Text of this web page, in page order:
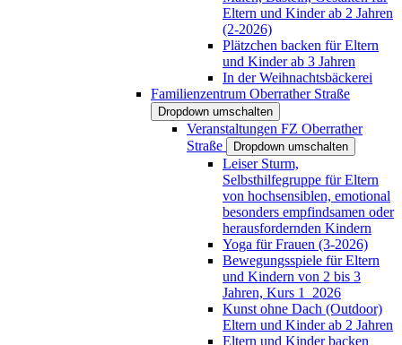
Eltern und Kinder ab 2 Jahren
(2-2026)
Plätzchen backen für Eltern
und Kinder ab 3 Jahren
In der Weihnachtsbäckerei
Familienzentrum Oberrather Straße
Dropdown umschalten
Veranstaltungen FZ Oberrather
Straße
Dropdown umschalten
Leiser Sturm,
Selbsthilfegruppe für Eltern
von hochsensiblen, emotional
besonders empfindsamen oder
herausfordernden Kindern
Yoga für Frauen (3-2026)
Bewegungsspiele für Eltern
und Kindern von 2 bis 3
Jahren, Kurs 1_2026
Kunst ohne Dach (Outdoor)
Eltern und Kinder ab 2 Jahren
Eltern und Kinder backen